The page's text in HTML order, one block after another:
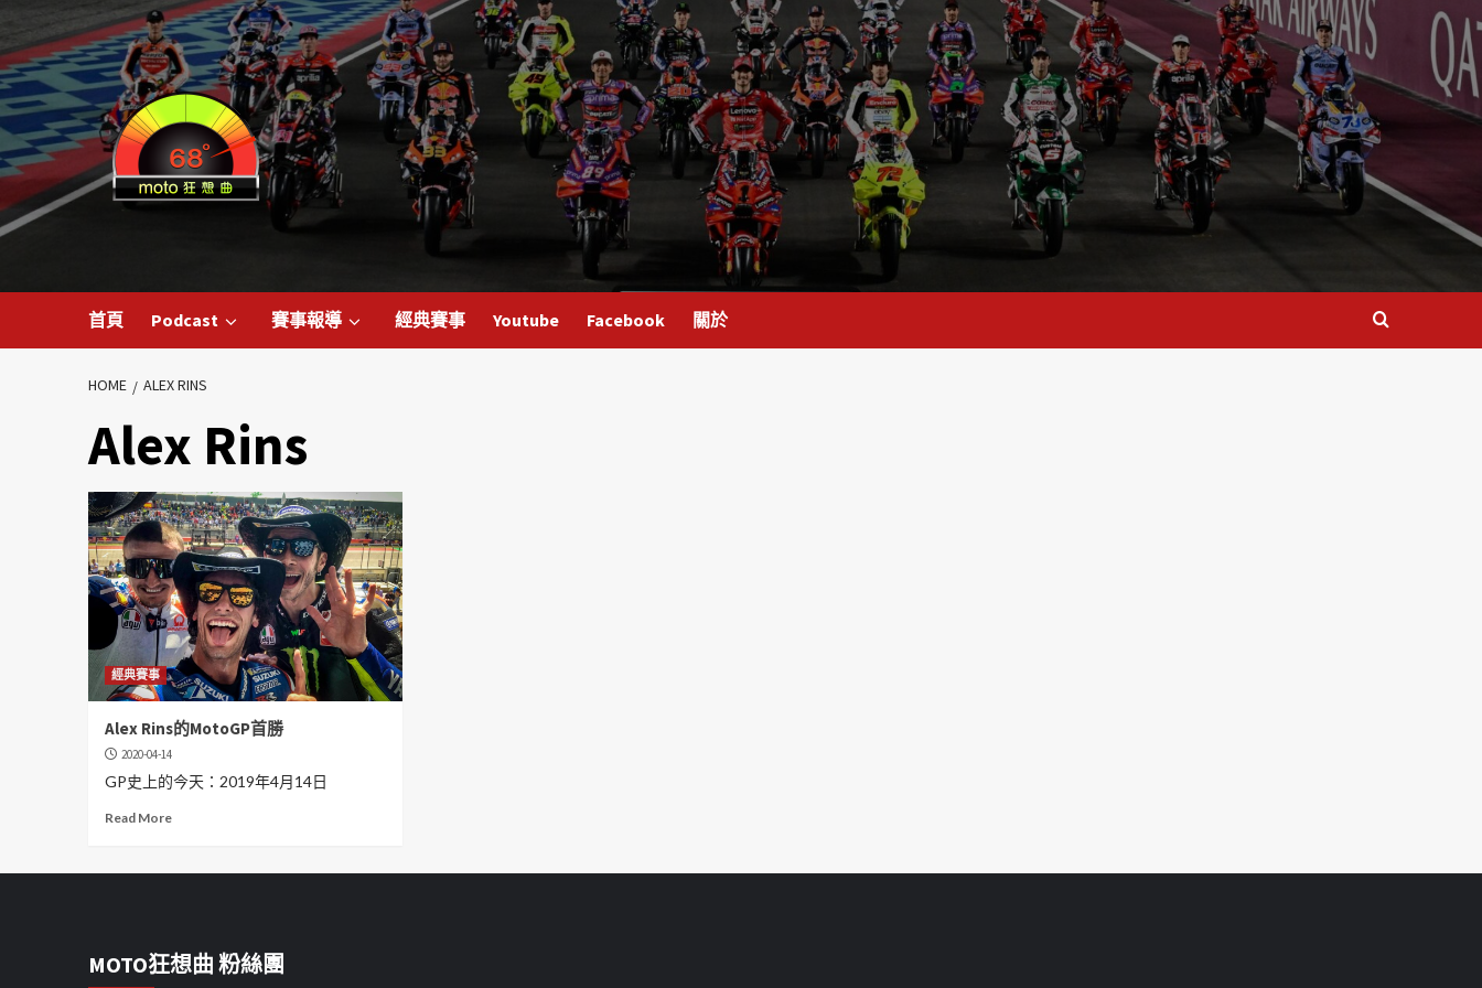
首頁 Podcast 賽事報導 經典賽事 Youtube Facebook 關於
HOME ALEX RINS
Alex Rins
經典賽事
Alex Rins的MotoGP首勝
2020-04-14
GP史上的今天：2019年4月14日
Read More
MOTO狂想曲 粉絲團